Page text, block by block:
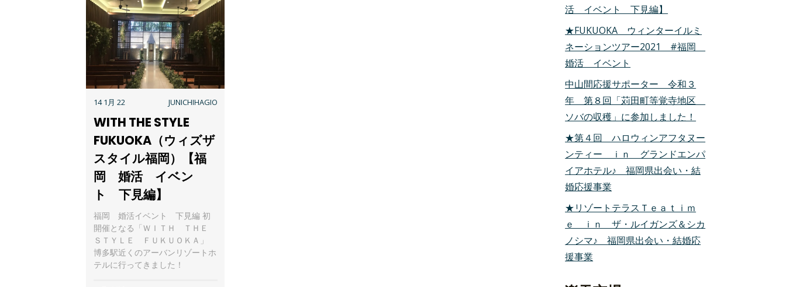
14 1月 22 JUNICHIHAGIO
WITH THE STYLE
FUKUOKA（ウィズザ
スタイル福岡）【福
岡 婚活 イベン
ト 下見編】
福岡 婚活イベント 下見編 初
開催となる「ＷＩＴＨ ＴＨＥ
ＳＴＹＬＥ ＦＵＫＵＯＫＡ」
博多駅近くのアーバンリゾートホ
テルに行ってきました！
活 イベント 下見編】
★FUKUOKA ウィンターイルミ
ネーションツアー2021 #福岡
婚活 イベント
中山間応援サポーター 令和３
年 第８回「苅田町等覚寺地区
ソバの収穫」に参加しました！
★第４回 ハロウィンアフタヌー
ンティー ｉｎ グランドエンパ
イアホテル♪ 福岡県出会い・結
婚応援事業
★リゾートテラスＴｅａｔｉｍ
ｅ ｉｎ ザ・ルイガンズ＆シカ
ノシマ♪ 福岡県出会い・結婚応
援事業